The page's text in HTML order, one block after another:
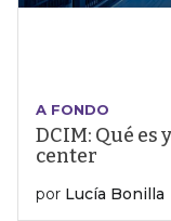
A FONDO
DCIM: Qué
center
por Lucía Bonilla